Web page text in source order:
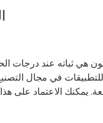
هي ثباته عند درجات
في مجال